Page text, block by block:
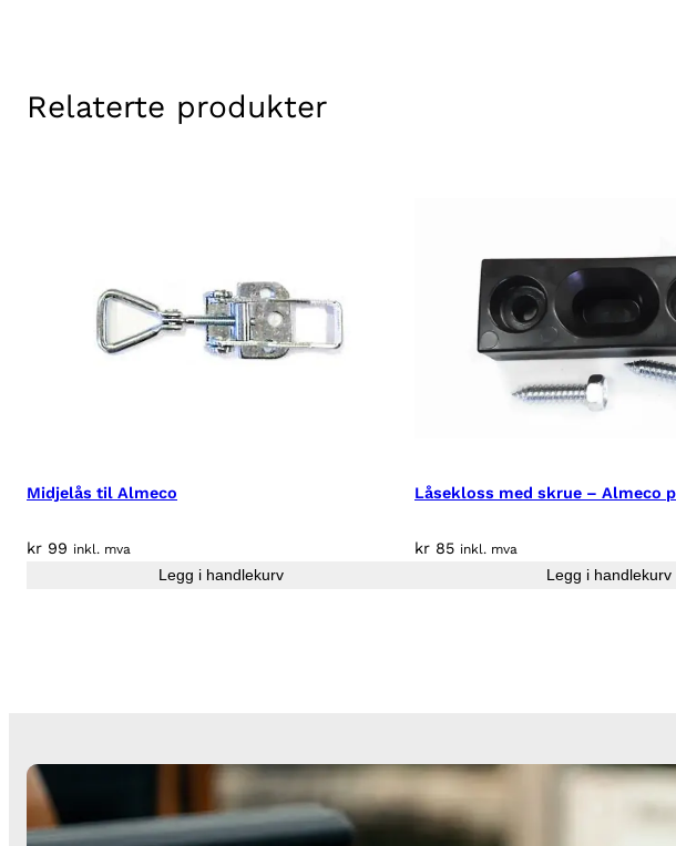
Relaterte produkter
Midjelås til Almeco
kr 99 inkl. mva
Legg i handlekurv
Låsekloss med skrue – Almeco
kr 85 inkl. mva
Legg i handlekurv